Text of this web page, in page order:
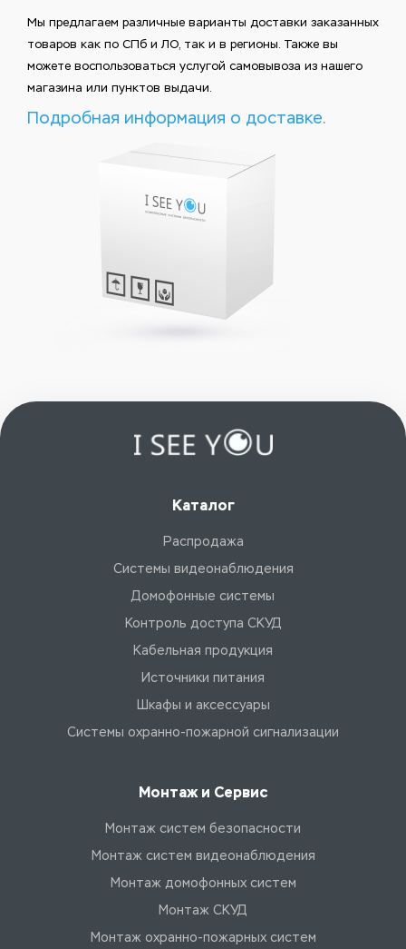
Мы предлагаем различные варианты доставки заказанных
товаров как по СПб и ЛО, так и в регионы. Также вы
можете воспользоваться услугой самовывоза из нашего
магазина или пунктов выдачи.
Подробная информация о доставке.
Каталог
Распродажа
Системы видеонаблюдения
Домофонные системы
Контроль доступа СКУД
Кабельная продукция
Источники питания
Шкафы и аксессуары
Системы охранно-пожарной сигнализации
Монтаж и Сервис
Монтаж систем безопасности
Монтаж систем видеонаблюдения
Монтаж домофонных систем
Монтаж СКУД
Монтаж охранно-пожарных систем